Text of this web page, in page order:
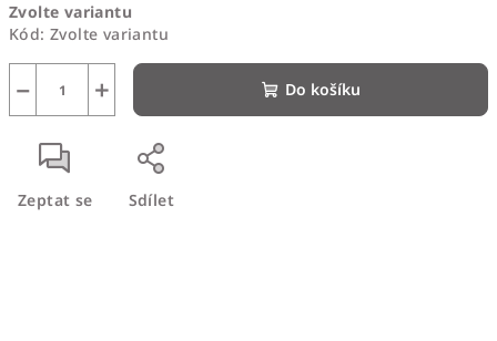
cena:
Zvolte variantu
Kód: Zvolte variantu
+
− Do košíku
Zeptat se Sdílet